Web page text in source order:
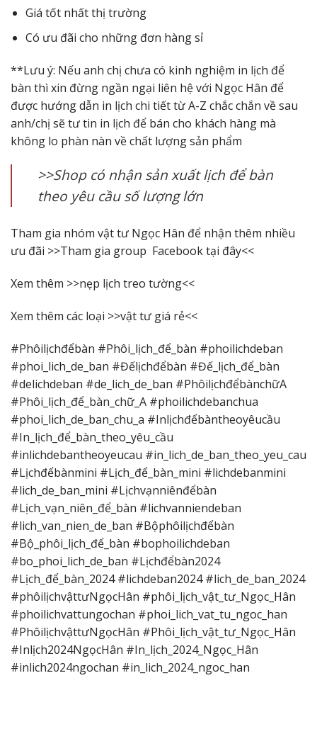
Giá tốt nhất thị trường
Có ưu đãi cho những đơn hàng sỉ
**Lưu ý: Nếu anh chị chưa có kinh nghiệm in lịch để
bàn thì xin đừng ngần ngại liên hệ với Ngọc Hân để
được hướng dẫn in lịch chi tiết từ A-Z chắc chắn về sau
anh/chị sẽ tư tin in lịch để bán cho khách hàng mà
không lo phàn nàn về chất lượng sản phẩm
>>Shop có nhận sản xuất lịch để bàn
theo yêu cầu số lượng lớn
Tham gia nhóm vật tư Ngọc Hân để nhận thêm nhiều
ưu đãi >>Tham gia group Facebook tại đây<<
Xem thêm >>nẹp lịch treo tường<<
Xem thêm các loại >>vật tư giá rẻ<<
#Phôilịchđểbàn #Phôi_lịch_để_bàn #phoilichdeban
#phoi_lich_de_ban #Đếlịchđểbàn #Đế_lịch_để_bàn
#delichdeban #de_lich_de_ban #PhôilịchđểbànchữA
#Phôi_lịch_để_bàn_chữ_A #phoilichdebanchua
#phoi_lich_de_ban_chu_a #Inlịchđểbàntheoyêucầu
#In_lịch_để_bàn_theo_yêu_cầu
#inlichdebantheoyeucau #in_lich_de_ban_theo_yeu_cau
#Lịchđểbànmini #Lịch_để_bàn_mini #lichdebanmini
#lich_de_ban_mini #Lịchvạnniênđểbàn
#Lịch_vạn_niên_để_bàn #lichvanniendeban
#lich_van_nien_de_ban #Bộphôilịchđểbàn
#Bộ_phôi_lịch_để_bàn #bophoilichdeban
#bo_phoi_lich_de_ban #Lịchđểbàn2024
#Lịch_để_bàn_2024 #lichdeban2024 #lich_de_ban_2024
#phôilịchvậttưNgọcHân #phôi_lịch_vật_tư_Ngọc_Hân
#phoilichvattungochan #phoi_lich_vat_tu_ngoc_han
#PhôilịchvậttưNgọcHân #Phôi_lịch_vật_tư_Ngọc_Hân
#Inlịch2024NgọcHân #In_lịch_2024_Ngọc_Hân
#inlich2024ngochan #in_lich_2024_ngoc_han